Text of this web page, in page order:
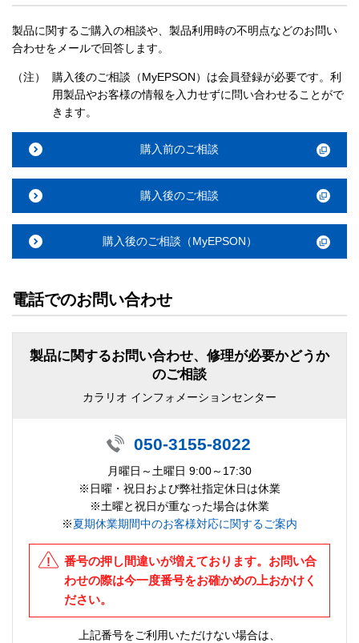
製品に関するご購入の相談や、製品利用時の不明点などのお問い
合わせをメールで回答します。
（注）
購入後のご相談（MyEPSON）は会員登録が必要です。利
用製品やお客様の情報を入力せずに問い合わせることがで
きます。
購入前のご相談
購入後のご相談
購入後のご相談（MyEPSON）
電話でのお問い合わせ
製品に関するお問い合わせ、修理が必要かどうか
のご相談
カラリオ インフォメーションセンター
050-3155-8022
月曜日～土曜日 9:00～17:30
※日曜・祝日および弊社指定休日は休業
※土曜と祝日が重なった場合は休業
※夏期休業期間中のお客様対応に関するご案内
番号の押し間違いが増えております。お問い合
わせの際は今一度番号をお確かめの上おかけく
ださい。
上記番号をご利用いただけない場合は、